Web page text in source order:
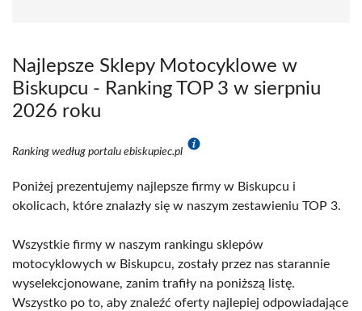
Najlepsze Sklepy Motocyklowe w
Biskupcu - Ranking TOP 3 w sierpniu
2026 roku
Ranking według portalu ebiskupiec.pl
Poniżej prezentujemy najlepsze firmy w Biskupcu i
okolicach, które znalazły się w naszym zestawieniu TOP 3.
Wszystkie firmy w naszym rankingu sklepów
motocyklowych w Biskupcu, zostały przez nas starannie
wyselekcjonowane, zanim trafiły na poniższą listę.
Wszystko po to, aby znaleźć oferty najlepiej odpowiadające